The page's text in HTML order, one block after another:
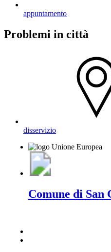
appuntamento
Problemi in città
disservizio
Comune di